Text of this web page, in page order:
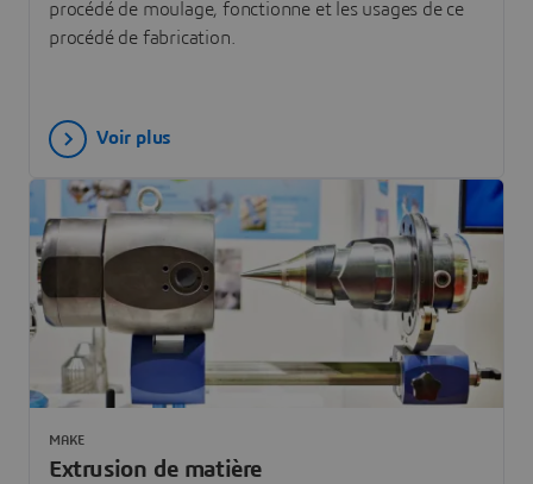
procédé de moulage, fonctionne et les usages de ce
procédé de fabrication.
Voir plus
Extrusion de matière
MAKE